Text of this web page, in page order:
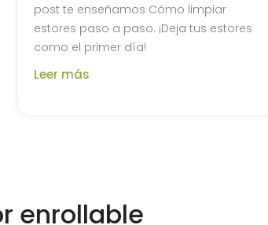
post te enseñamos Cómo limpiar
estores paso a paso. ¡Deja tus estores
como el primer día!
Leer más
enrollable